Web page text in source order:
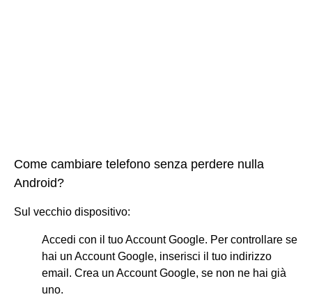
Come cambiare telefono senza perdere nulla
Android?
Sul vecchio dispositivo:
Accedi con il tuo Account Google. Per controllare se
hai un Account Google, inserisci il tuo indirizzo
email. Crea un Account Google, se non ne hai già
uno.